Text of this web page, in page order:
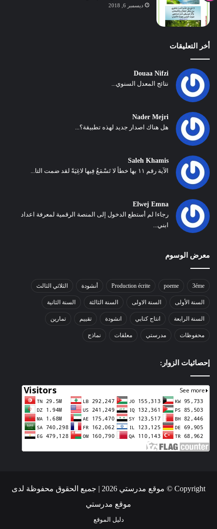
ديسمبر 6, 2018
أخر التعليقات
Douaa Nifzi
نتائج المعدل السنوي...
Nader Mejri
هل هناك اصدار جديد لهذه تطبيقة؟...
Saleh Khamis
الآية رقم ١١ بها خطأ لا تَسْمَعُ فِيها لاغِيَةً لقد ضمت التا...
Elwej Emna
رجاءا لم أستطع الدخول إلى المنصة الرقمية لمعرفة اعداد
ابني...
معرض الوسوم
3éme
poeme
Production écrite أنشودة الثلاثي الثالث
السنة الأولى السنة الاولى السنة الثالثة السنة الثانية
السنة الرابعة انتاج كتابي انشودة تقييم تمارين
محفوظات مدرستي معلقات نماذج
إحصائيات الزوار:
Copyright © موقع مدرستي 2026 | جميع الحقوق محفوظة لدى
موقع مدرستي
دليل الموقع